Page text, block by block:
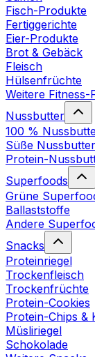
Fisch-Produkte
Fertiggerichte
Eier-Produkte
Brot & Gebäck
Fleisch
Hülsenfrüchte
Weitere Fitness-
Nussbutter
100 %
Süße Nussbutter
Protein-
Superfoods
Grüne
Ballaststoffe
Andere
Snacks
Proteinriegel
Trockenfleisch
Trockenfrüchte
Protein-Cookies
Protein-Chips &
Müsliriegel
Schokolade